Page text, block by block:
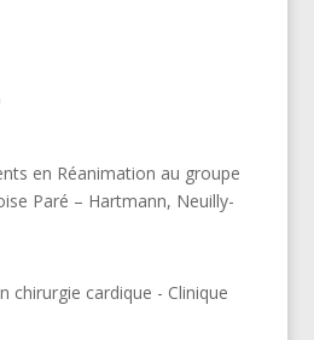
en Réanimation au groupe
Paré – Hartmann, Neuilly-
chirurgie cardique - Clinique